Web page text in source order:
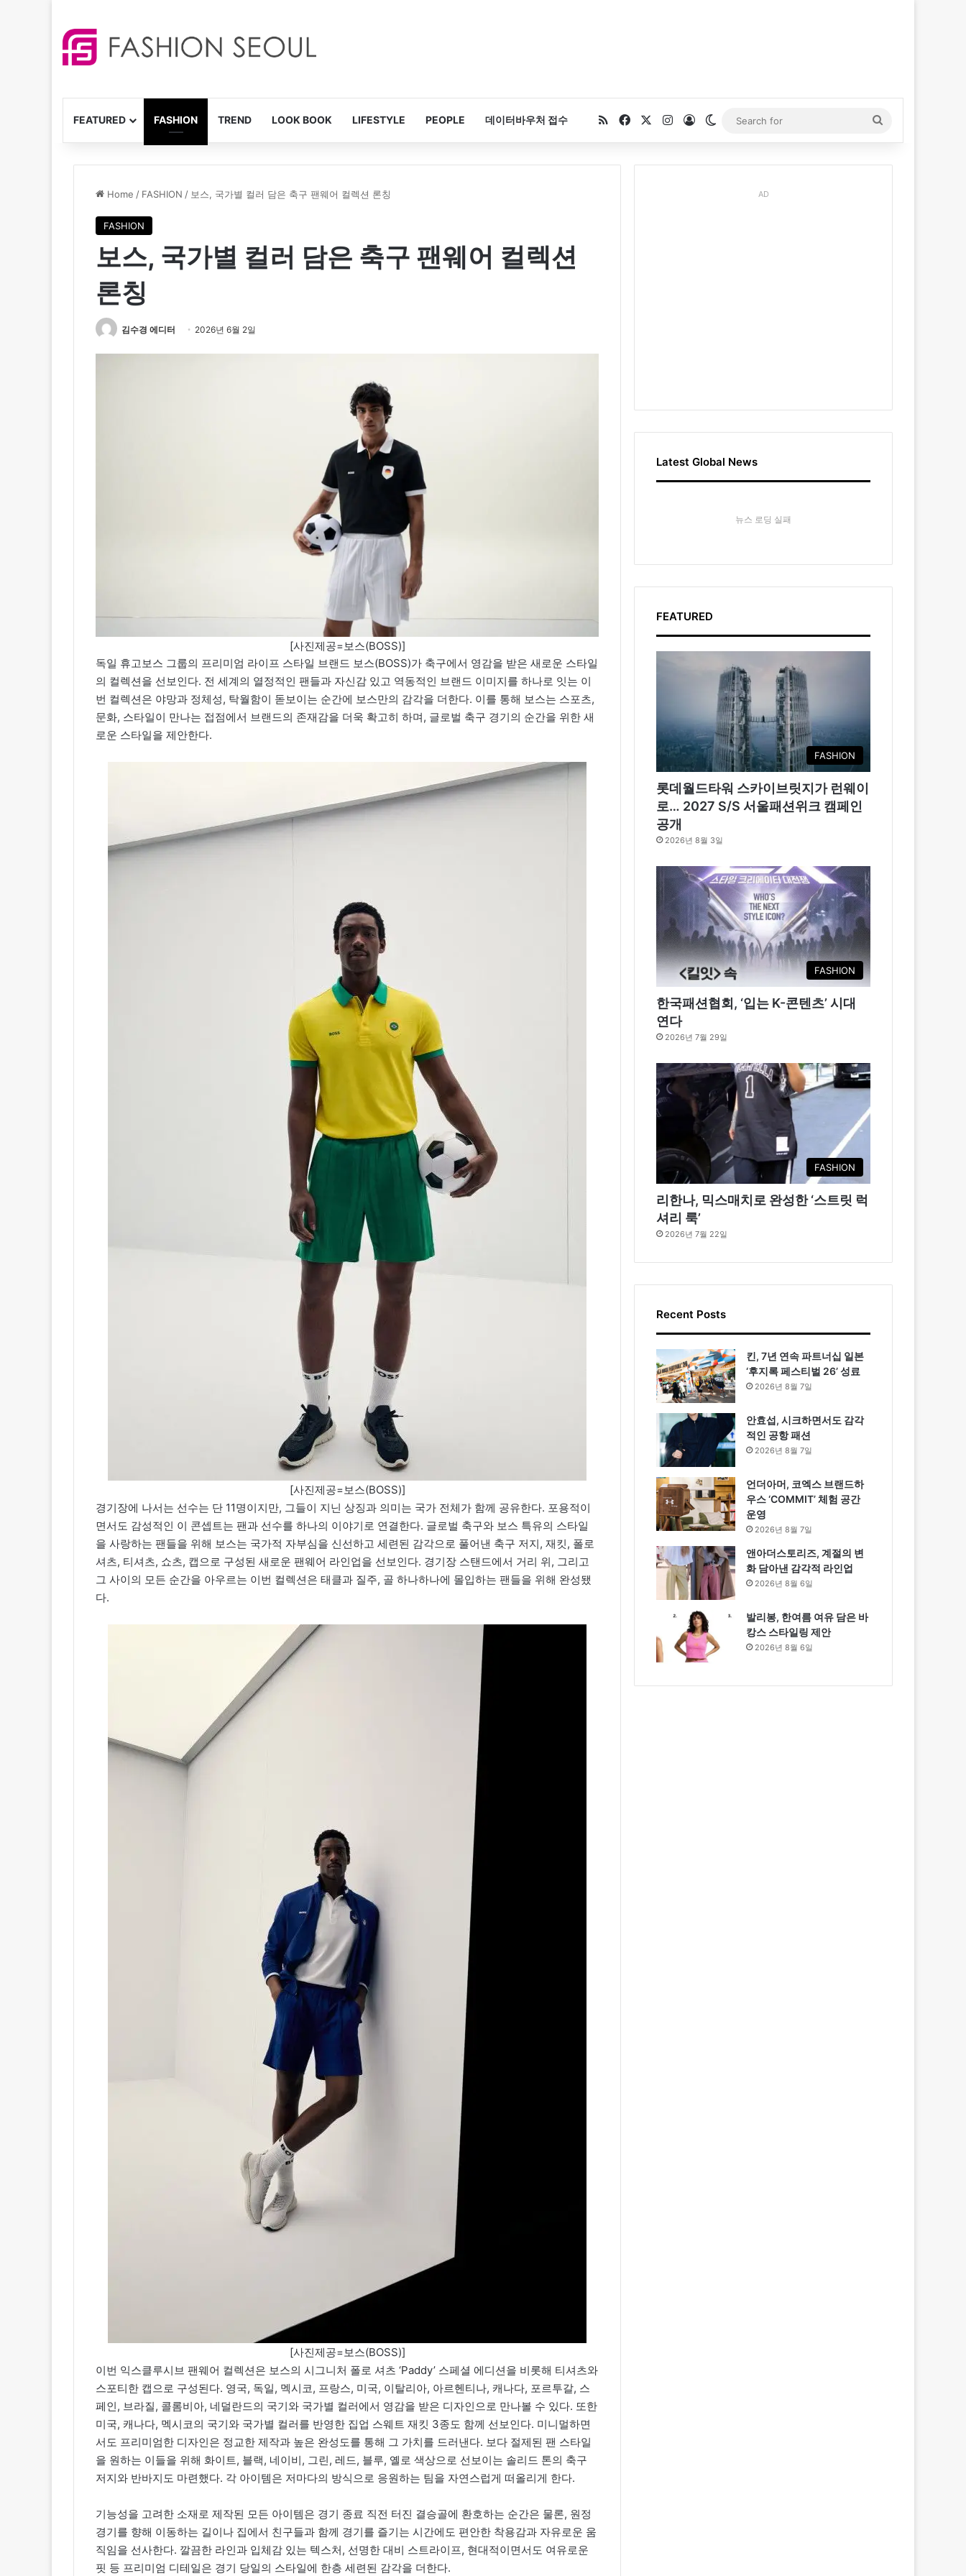
FEATURED FASHION TREND LOOK BOOK LIFESTYLE PEOPLE 데이터바우처 접수 RSSFacebookInstagram
Log InSwitch skin
for
Home / FASHION / 보스, 국가별 컬러 담은 축구 팬웨어 컬렉션 론칭
FASHION
보스, 국가별 컬러 담은 축구 팬웨어 컬렉션
론칭
김수경 에디터 2026년 6월 2일
[사진제공=보스(BOSS)]
독일 휴고보스 그룹의 프리미엄 라이프 스타일 브랜드 보스(BOSS)가 축구에서 영감을 받은 새로운 스타일
의 컬렉션을 선보인다. 전 세계의 열정적인 팬들과 자신감 있고 역동적인 브랜드 이미지를 하나로 잇는 이
번 컬렉션은 야망과 정체성, 탁월함이 돋보이는 순간에 보스만의 감각을 더한다. 이를 통해 보스는 스포츠,
문화, 스타일이 만나는 접점에서 브랜드의 존재감을 더욱 확고히 하며, 글로벌 축구 경기의 순간을 위한 새
로운 스타일을 제안한다.
[사진제공=보스(BOSS)]
경기장에 나서는 선수는 단 11명이지만, 그들이 지닌 상징과 의미는 국가 전체가 함께 공유한다. 포용적이
면서도 감성적인 이 콘셉트는 팬과 선수를 하나의 이야기로 연결한다. 글로벌 축구와 보스 특유의 스타일
을 사랑하는 팬들을 위해 보스는 국가적 자부심을 신선하고 세련된 감각으로 풀어낸 축구 저지, 재킷, 폴로
셔츠, 티셔츠, 쇼츠, 캡으로 구성된 새로운 팬웨어 라인업을 선보인다. 경기장 스탠드에서 거리 위, 그리고
그 사이의 모든 순간을 아우르는 이번 컬렉션은 태클과 질주, 골 하나하나에 몰입하는 팬들을 위해 완성됐
다.
[사진제공=보스(BOSS)]
이번 익스클루시브 팬웨어 컬렉션은 보스의 시그니처 폴로 셔츠 ‘Paddy’ 스페셜 에디션을 비롯해 티셔츠와
스포티한 캡으로 구성된다. 영국, 독일, 멕시코, 프랑스, 미국, 이탈리아, 아르헨티나, 캐나다, 포르투갈, 스
페인, 브라질, 콜롬비아, 네덜란드의 국기와 국가별 컬러에서 영감을 받은 디자인으로 만나볼 수 있다. 또한
미국, 캐나다, 멕시코의 국기와 국가별 컬러를 반영한 집업 스웨트 재킷 3종도 함께 선보인다. 미니멀하면
서도 프리미엄한 디자인은 정교한 제작과 높은 완성도를 통해 그 가치를 드러낸다. 보다 절제된 팬 스타일
을 원하는 이들을 위해 화이트, 블랙, 네이비, 그린, 레드, 블루, 옐로 색상으로 선보이는 솔리드 톤의 축구
저지와 반바지도 마련했다. 각 아이템은 저마다의 방식으로 응원하는 팀을 자연스럽게 떠올리게 한다.
기능성을 고려한 소재로 제작된 모든 아이템은 경기 종료 직전 터진 결승골에 환호하는 순간은 물론, 원정
경기를 향해 이동하는 길이나 집에서 친구들과 함께 경기를 즐기는 시간에도 편안한 착용감과 자유로운 움
직임을 선사한다. 깔끔한 라인과 입체감 있는 텍스처, 선명한 대비 스트라이프, 현대적이면서도 여유로운
핏 등 프리미엄 디테일은 경기 당일의 스타일에 한층 세련된 감각을 더한다.
AD
Latest Global News
뉴스 로딩 실패
FEATURED
FASHION
롯데월드타워 스카이브릿지가 런웨이
로… 2027 S/S 서울패션위크 캠페인
공개
2026년 8월 3일
FASHION
한국패션협회, ‘입는 K-콘텐츠’ 시대
연다
2026년 7월 29일
FASHION
리한나, 믹스매치로 완성한 ‘스트릿 럭
셔리 룩’
2026년 7월 22일
Recent Posts
킨, 7년 연속 파트너십 일본
‘후지록 페스티벌 26’ 성료
2026년 8월 7일
안효섭, 시크하면서도 감각
적인 공항 패션
2026년 8월 7일
언더아머, 코엑스 브랜드하
우스 ‘COMMIT’ 체험 공간
운영
2026년 8월 7일
앤아더스토리즈, 계절의 변
화 담아낸 감각적 라인업
2026년 8월 6일
발리봉, 한여름 여유 담은 바
캉스 스타일링 제안
2026년 8월 6일